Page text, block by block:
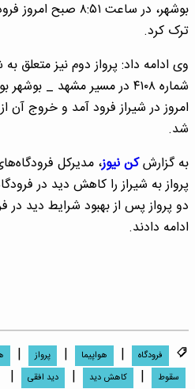
بوشهر، در ساعت ۸:۵۱
ترک کرد.
وی ادامه داد: پرواز دوم نیز متعلق
شد.
به گزارشکن نیوز، مدیرکل
پرواز به شیراز را کاهش دید در
دو پرواز پس از بهبود شرایط دید در
ادامه دادند.
فرودگاه | هواپیما | پرواز |
سقوط | کاهش دید | دید افقی
|